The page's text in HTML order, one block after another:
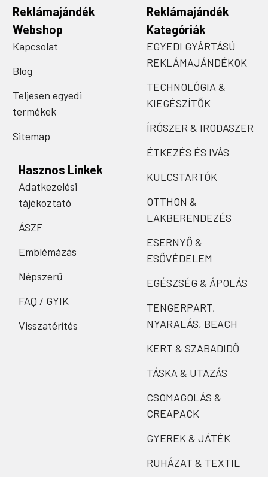
Reklámajándék
Webshop
Kapcsolat
Blog
Teljesen egyedi
termékek
Sitemap
Hasznos Linkek
Adatkezelési
tájékoztató
ÁSZF
Emblémázás
Népszerű
FAQ / GYIK
Visszatérítés
Reklámajándék
Kategóriák
EGYEDI GYÁRTÁSÚ
REKLÁMAJÁNDÉKOK
TECHNOLÓGIA &
KIEGÉSZÍTŐK
ÍRÓSZER & IRODASZER
ÉTKEZÉS ÉS IVÁS
KULCSTARTÓK
OTTHON &
LAKBERENDEZÉS
ESERNYŐ &
ESŐVÉDELEM
EGÉSZSÉG & ÁPOLÁS
TENGERPART,
NYARALÁS, BEACH
KERT & SZABADIDŐ
TÁSKA & UTAZÁS
CSOMAGOLÁS &
CREAPACK
GYEREK & JÁTÉK
RUHÁZAT & TEXTIL